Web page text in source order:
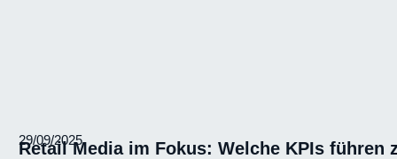
29/09/2025
Retail Media im Fokus: Welche KPIs führen